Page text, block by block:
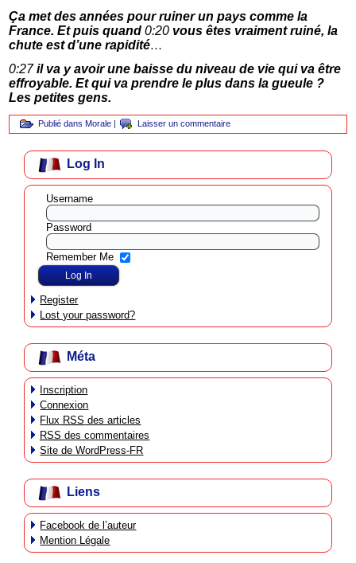
Ça met des années pour ruiner un pays comme la
France. Et puis quand0:20 vous êtes vraiment ruiné, la
chute est d’une rapidité…
0:27il va y avoir une baisse du niveau de vie qui va être
effroyable. Et qui va prendre le plus dans la gueule ?
Les petites gens.
Publié dans Morale | Laisser un commentaire
Log In
Username
Password
Remember Me
Register
Lost your password?
Méta
Inscription
Connexion
Flux RSS des articles
RSS des commentaires
Site de WordPress-FR
Liens
Facebook de l’auteur
Mention Légale